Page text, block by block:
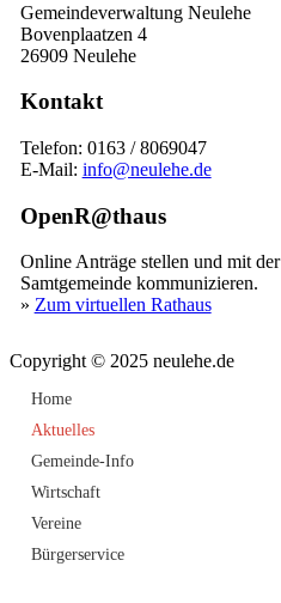
Gemeindeverwaltung Neulehe
Bovenplaatzen 4
26909 Neulehe
Kontakt
Telefon: 0163 / 8069047
E-Mail: info@neulehe.de
OpenR@thaus
Online Anträge stellen und mit der
Samtgemeinde kommunizieren.
» Zum virtuellen Rathaus
Copyright © 2025 neulehe.de
Home
Aktuelles
Gemeinde-Info
Wirtschaft
Vereine
Bürgerservice